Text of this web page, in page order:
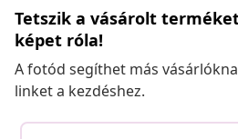
Tetszik a vásárolt
képet róla!
A fotód segíthet más
linket a kezdéshez.